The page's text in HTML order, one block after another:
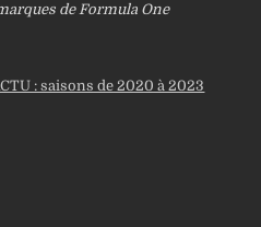
de Formula One
: saisons de 2020 à 2023